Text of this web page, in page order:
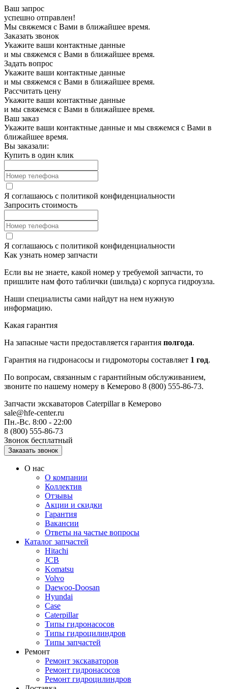
Ваш запрос
успешно отправлен!
Мы свяжемся с Вами в ближайшее время.
Заказать звонок
Укажите ваши контактные данные
и мы свяжемся с Вами в ближайшее время.
Задать вопрос
Укажите ваши контактные данные
и мы свяжемся с Вами в ближайшее время.
Рассчитать цену
Укажите ваши контактные данные
и мы свяжемся с Вами в ближайшее время.
Ваш заказ
Укажите ваши контактные данные и мы свяжемся с Вами в
ближайшее время.
Вы заказали:
Купить в один клик
Я соглашаюсь с политикой конфиденциальности
Запросить стоимость
Я соглашаюсь с политикой конфиденциальности
Как узнать номер запчасти
Если вы не знаете, какой номер у требуемой запчасти, то
пришлите нам фото таблички (шильда) с корпуса гидроузла.
Наши специалисты сами найдут на нем нужную
информацию.
Какая гарантия
На запасные части предоставляется гарантия полгода.
Гарантия на гидронасосы и гидромоторы составляет 1 год.
По вопросам, связанным с гарантийным обслуживанием,
звоните по нашему номеру в Кемерово 8 (800) 555-86-73.
Запчасти экскаваторов Caterpillarв Кемерово
sale@hfe-center.ru
Пн.-Вс. 8:00 - 22:00
8 (800) 555-86-73
Звонок бесплатный
О нас
О компании
Коллектив
Отзывы
Акции и скидки
Гарантия
Вакансии
Ответы на частые вопросы
Каталог запчастей
Hitachi
JCB
Komatsu
Volvo
Daewoo-Doosan
Hyundai
Case
Caterpillar
Типы гидронасосов
Типы гидроцилиндров
Типы запчастей
Ремонт
Ремонт экскаваторов
Ремонт гидронасосов
Ремонт гидроцилиндров